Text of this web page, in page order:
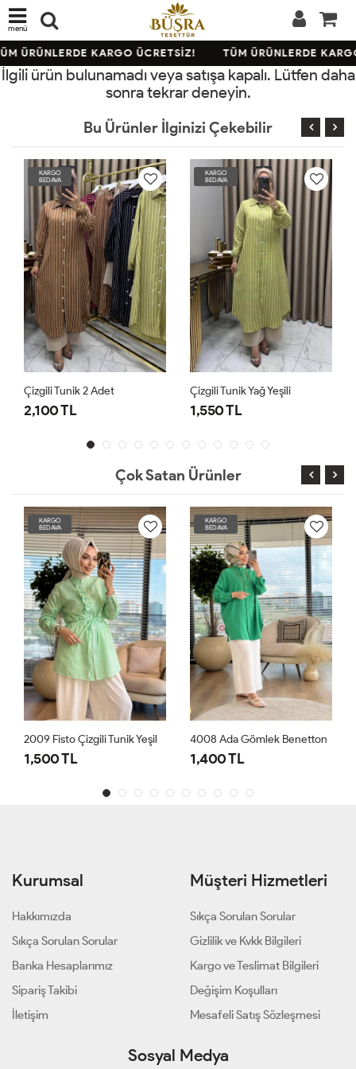
menü
ÜRÜNLERDE KARGO ÜCRETSİZ! TÜM ÜRÜNLERDE
İlgili ürün bulunamadı veya satışa kapalı. Lütfen daha
sonra tekrar deneyin.
Bu Ürünler İlginizi Çekebilir
KARGO
BEDAVA
Çizgili Tunik Yağ Yeşili
1,550 TL
KARGO
BEDAVA
Çizgili Tunik Fuşya
1,550 TL
Çok Satan Ürünler
KARGO
BEDAVA
4008 Ada Gömlek Benetton
1,400 TL
KARGO
BEDAVA
1,000 TL
Kurumsal
Hakkımızda
Sıkça Sorulan Sorular
Banka Hesaplarımız
Sipariş Takibi
İletişim
Müşteri Hizmetleri
Sıkça Sorulan Sorular
Gizlilik ve Kvkk Bilgileri
Kargo ve Teslimat Bilgileri
Değişim Koşulları
Mesafeli Satış Sözleşmesi
Sosyal Medya